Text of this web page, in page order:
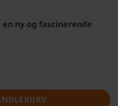
ny og fascinerende
antall